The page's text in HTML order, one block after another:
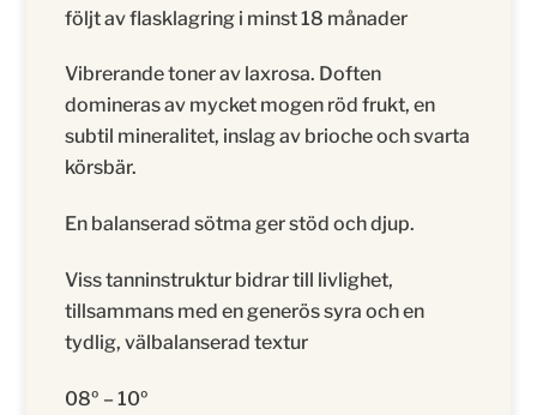
följt av flasklagring i minst 18 månader
Vibrerande toner av laxrosa. Doften
domineras av mycket mogen röd frukt, en
subtil mineralitet, inslag av brioche och svarta
körsbär.
En balanserad sötma ger stöd och djup.
Viss tanninstruktur bidrar till livlighet,
tillsammans med en generös syra och en
tydlig, välbalanserad textur
08º – 10º